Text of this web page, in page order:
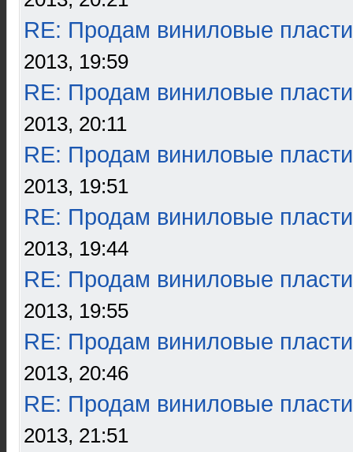
RE: Продам виниловые
2013, 19:59
RE: Продам виниловые
2013, 20:11
RE: Продам виниловые
2013, 19:51
RE: Продам виниловые
2013, 19:44
RE: Продам виниловые
2013, 19:55
RE: Продам виниловые
2013, 20:46
RE: Продам виниловые
2013, 21:51